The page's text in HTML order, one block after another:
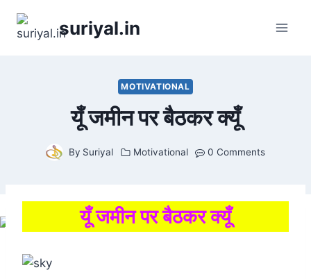
suriyal.in
MOTIVATIONAL
यूँ जमीन पर बैठकर क्यूँ
By Suriyal Motivational 0 Comments
यूँ जमीन पर बैठकर क्यूँ